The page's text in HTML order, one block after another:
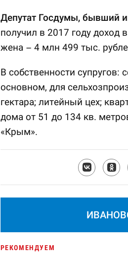
Депутат Госдумы, бывший
получил в 2017 году доход
жена – 4 млн 499 тыс.
В собственности супругов:
основном, для
гектара; литейный цех;
дома от 51 до 134 кв.
«Крым».
РЕКОМЕНДУЕМ